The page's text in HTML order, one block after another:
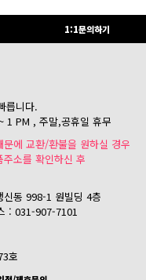
1:1문의하기
릅니다.
1 PM , 주말,공휴일 휴무
에 교환/환불을 원하실 경우
소를 확인하신 후
신동 998-1 원빌딩 4층
: 031-907-7101
호